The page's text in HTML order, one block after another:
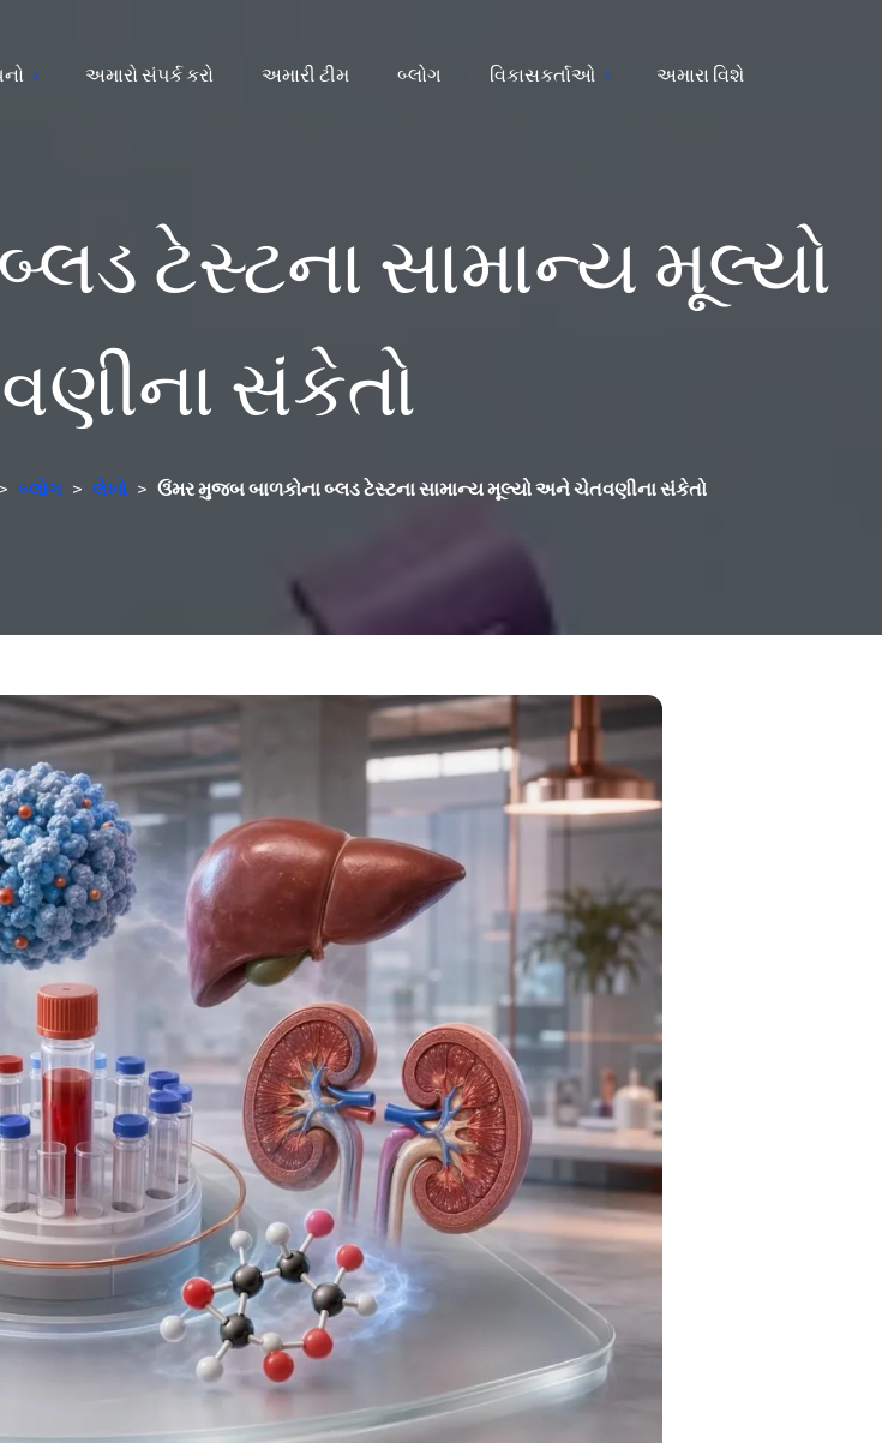
અમારો સંપર્ક કરો અમારી ટીમ બ્લોગ વિકાસકર્તાઓ અમારા વિશે
ટેસ્ટના સામાન્ય મૂલ્યો
સંકેતો
> બ્લોગ > લેખો > ઉંમર મુજબ બાળકોના બ્લડ ટેસ્ટના સામાન્ય મૂલ્યો અને ચેતવણીના સંકેતો